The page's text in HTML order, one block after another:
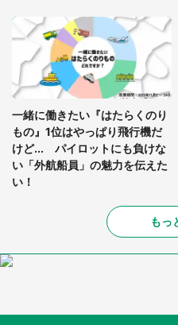
一緒に働きたい『はたらくのり
もの』1位はやっぱり飛行機だ
けど... パイロットにも負けな
い「外航船員」の魅力を伝えた
い！
もっ